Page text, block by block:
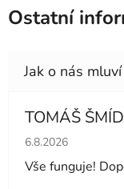
Ostatní
TOMÁŠ
Hodnocení
6.8.2026
Vše funguje!